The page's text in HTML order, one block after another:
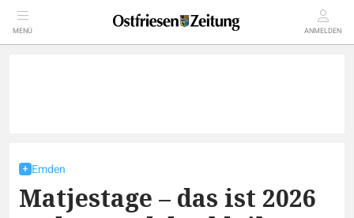
MENÜ ANMELDEN
Emden
Matjestage – das ist 2026